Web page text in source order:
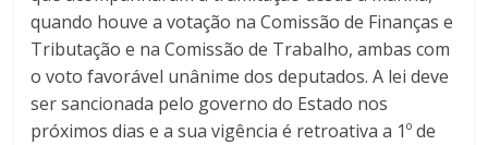
quando houve a votação na Comissão de Finanças e
Tributação e na Comissão de Trabalho, ambas com
o voto favorável unânime dos deputados. A lei deve
ser sancionada pelo governo do Estado nos
próximos dias e a sua vigência é retroativa a 1º de